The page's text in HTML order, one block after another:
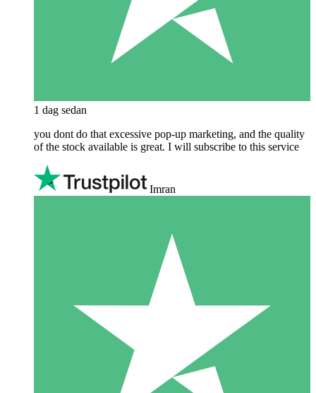
1 dag sedan
you dont do that excessive pop-up marketing, and the quality
of the stock available is great. I will subscribe to this service
Imran